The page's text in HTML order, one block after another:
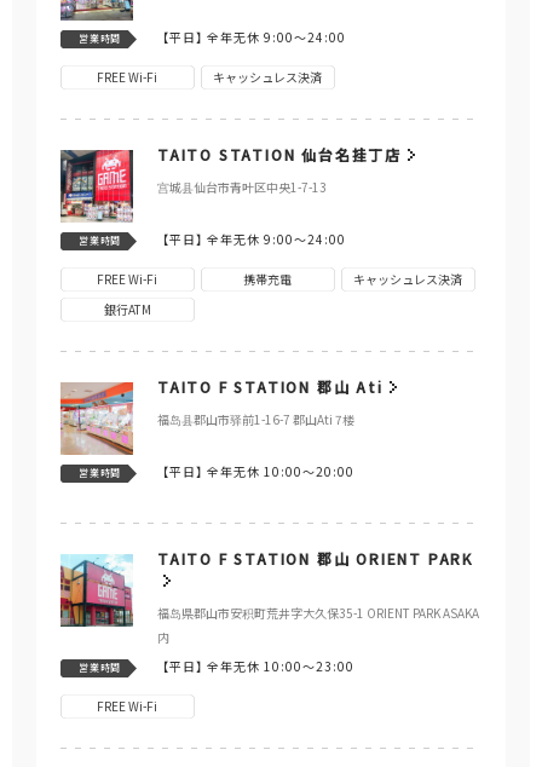
営業時間 【平日】全年无休 9:00～24:00
FREE Wi-Fi キャッシュレス決済
TAITO STATION 仙台名挂丁店
宫城县仙台市青叶区中央1-7-13
営業時間 【平日】全年无休 9:00～24:00
FREE Wi-Fi 携帯充電
キャッシュレス決済
銀行ATM
TAITO F STATION 郡山 Ati
福岛县郡山市驿前1-16-7 郡山Ati 7楼
営業時間 【平日】全年无休 10:00～20:00
TAITO F STATION 郡山 ORIENT PARK
福岛県郡山市安积町荒井字大久保35-1 ORIENT PARK ASAKA
内
営業時間 【平日】全年无休 10:00～23:00
FREE Wi-Fi